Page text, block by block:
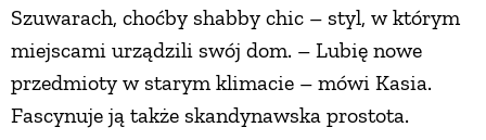
Szuwarach, choćby shabby chic – styl, w którym
miejscami urządzili swój dom. – Lubię nowe
przedmioty w starym klimacie – mówi Kasia.
Fascynuje ją także skandynawska prostota.